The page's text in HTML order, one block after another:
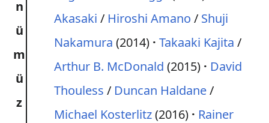
n
ü
m
ü
z
Akasaki / Hiroshi Amano / Shuji
Nakamura (2014) Takaaki Kajita /
Arthur B. McDonald (2015)
David
Thouless / Duncan Haldane/
Michael Kosterlitz(2016)
Rainer